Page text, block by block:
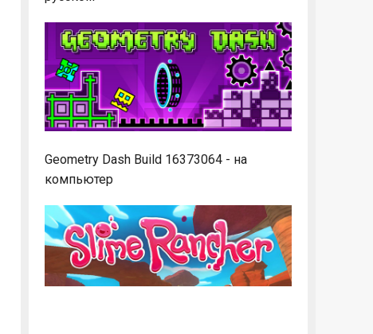
Geometry Dash Build 16373064 - на
компьютер